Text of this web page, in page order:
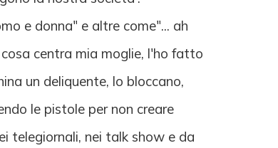
e donna" e altre come"... ah
centra mia moglie, l'ho fatto
un deliquente, lo bloccano,
le pistole per non creare
telegiornali, nei talk show e da